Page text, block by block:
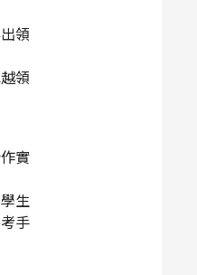
領
領
實
生
手